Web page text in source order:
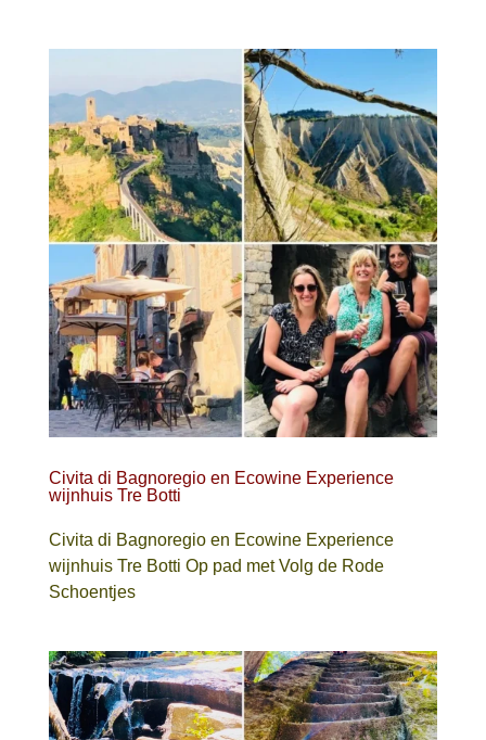
Civita di Bagnoregio en Ecowine Experience
wijnhuis Tre Botti
Civita di Bagnoregio en Ecowine Experience
wijnhuis Tre Botti Op pad met Volg de Rode
Schoentjes